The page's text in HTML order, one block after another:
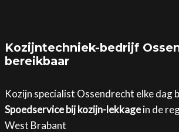
Kozijntechniek-bedrijf
bereikbaar
Kozijn specialist Ossendrecht elke dag
Spoedservice bij kozijn-lekkagein de
West Brabant